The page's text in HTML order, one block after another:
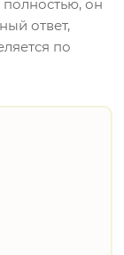
полностью, он
ответ,
по